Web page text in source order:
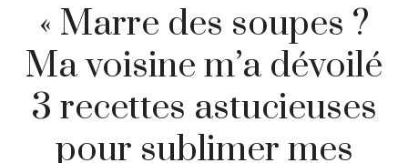
« Marre des soupes ?
Ma voisine m’a dévoilé
3 recettes astucieuses
pour sublimer mes